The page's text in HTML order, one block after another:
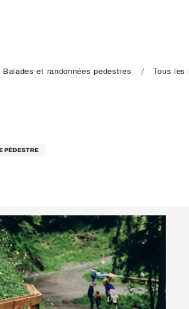
Balades et randonnées pedestres
Tous les
PÉDESTRE